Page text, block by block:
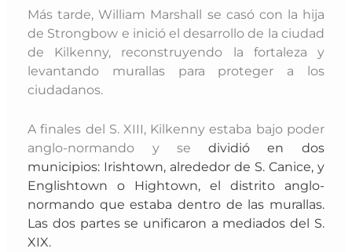
Más tarde, William Marshall se casó con la hija
de Strongbow e inició el desarrollo de la ciudad
de Kilkenny, reconstruyendo la fortaleza y
levantando murallas para proteger a los
ciudadanos.
A finales del S. XIII, Kilkenny estaba bajo poder
anglo-normando y sedividió en dos
municipios: Irishtown, alrededor de S. Canice, y
Englishtown o Hightown, el distrito anglo-
normando que estaba dentro de las murallas.
Las dos partes se unificaron a mediados del S.
XIX.